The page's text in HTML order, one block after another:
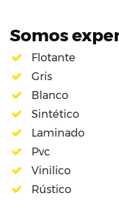
Somos
Flotante
Gris
Blanco
Sintético
Laminado
Pvc
Vinilico
Rústico